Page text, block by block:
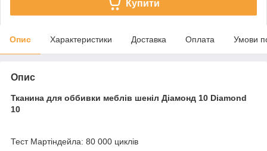
Купити
Опис Характеристики Доставка Оплата Умови
Опис
Тканина для оббивки меблів шеніл Діамонд 10 Diamond
10
Тест Мартіндейла: 80 000 циклів